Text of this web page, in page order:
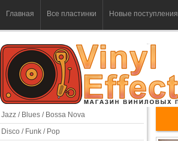
Главная Все пластинки Новые поступления
Jazz / Blues / Bossa Nova
Disco / Funk / Pop